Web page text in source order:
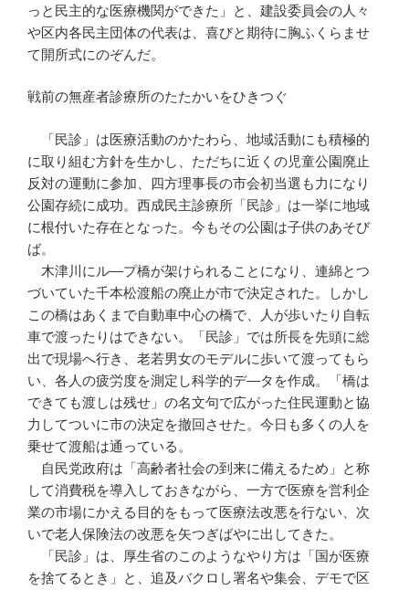
っと民主的な医療機関ができた」と、建設委員会の人々
や区内各民主団体の代表は、喜びと期待に胸ふくらませ
て開所式にのぞんだ。
戦前の無産者診療所のたたかいをひきつぐ
「民診」は医療活動のかたわら、地域活動にも積極的
に取り組む方針を生かし、ただちに近くの児童公園廃止
反対の運動に参加、四方理事長の市会初当選も力になり
公園存続に成功。西成民主診療所「民診」は一挙に地域
に根付いた存在となった。今もその公園は子供のあそび
ば。
木津川にル—プ橋が架けられることになり、連綿とつ
づいていた千本松渡船の廃止が市で決定された。しかし
この橋はあくまで自動車中心の橋で、人が歩いたり自転
車で渡ったりはできない。「民診」では所長を先頭に総
出で現場へ行き、老若男女のモデルに歩いて渡ってもら
い、各人の疲労度を測定し科学的デ—タを作成。「橋は
できても渡しは残せ」の名文句で広がった住民運動と協
力してついに市の決定を撤回させた。今日も多くの人を
乗せて渡船は通っている。
自民党政府は「高齢者社会の到来に備えるため」と称
して消費税を導入しておきながら、一方で医療を営利企
業の市場にかえる目的をもって医療法改悪を行ない、次
いで老人保険法の改悪を矢つぎばやに出してきた。
「民診」は、厚生省のこのようなやり方は「国が医療
を捨てるとき」と、追及バクロし署名や集会、デモで区